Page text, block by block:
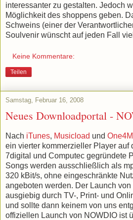
interessanter zu gestalten. Jedoch
Möglichkeit des shoppens geben.
Schweins (einer der
Soulvenir wünscht auf jeden Fall
Keine Kommentare:
Teilen
Samstag, Februar 16, 2008
Neues Downloadportal -
Nach iTunes, Musicload und
ein vierter kommerzieller Player auf
7digital und Computec gegründete
Songs werden ausschließlich als
320 kBit/s, ohne eingeschränkte
angeboten werden. Der Launch von
ausgiebig durch TV-, Print- und
und sollte dann keinem von uns
offiziellen Launch von NOWDIO ist